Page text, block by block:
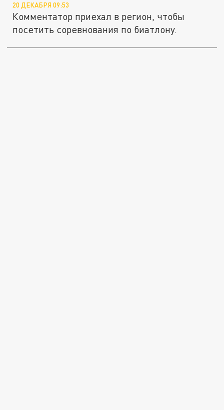
20 ДЕКАБРЯ 09:53
Комментатор приехал в регион, чтобы
посетить соревнования по биатлону.